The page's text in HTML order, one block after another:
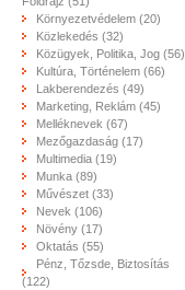
Környezetvédelem (20)
Közlekedés (32)
Közügyek, Politika, Jog (56)
Kultúra, Történelem (66)
Lakberendezés (49)
Marketing, Reklám (45)
Melléknevek (67)
Mezőgazdaság (17)
Multimedia (19)
Munka (89)
Művészet (33)
Nevek (106)
Növény (17)
Oktatás (55)
Pénz, Tőzsde, Biztosítás
(122)